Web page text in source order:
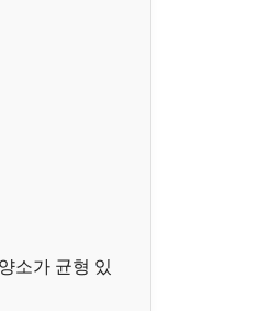
소가 균형 있